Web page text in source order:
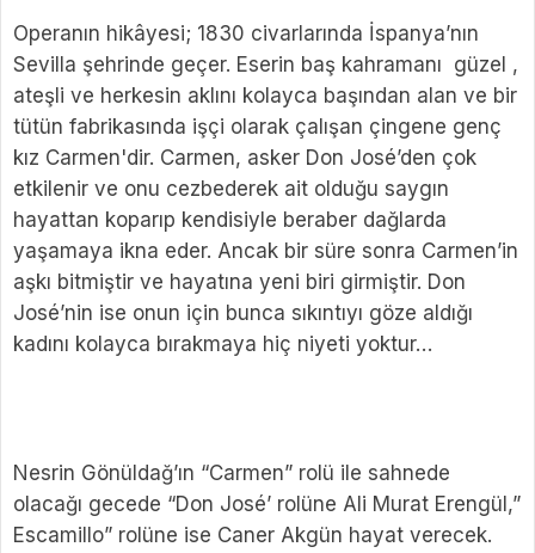
Operanın hikâyesi; 1830 civarlarında İspanya’nın
Sevilla şehrinde geçer. Eserin baş kahramanı güzel ,
ateşli ve herkesin aklını kolayca başından alan ve bir
tütün fabrikasında işçi olarak çalışan çingene genç
kız Carmen'dir. Carmen, asker Don José’den çok
etkilenir ve onu cezbederek ait olduğu saygın
hayattan koparıp kendisiyle beraber dağlarda
yaşamaya ikna eder. Ancak bir süre sonra Carmen’in
aşkı bitmiştir ve hayatına yeni biri girmiştir. Don
José’nin ise onun için bunca sıkıntıyı göze aldığı
kadını kolayca bırakmaya hiç niyeti yoktur…
Nesrin Gönüldağ’ın “Carmen” rolü ile sahnede
olacağı gecede “Don José’ rolüne Ali Murat Erengül,”
Escamillo” rolüne ise Caner Akgün hayat verecek.